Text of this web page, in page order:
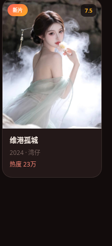
新片 7.5
维港孤城
2024 · 湾仔
热度23万